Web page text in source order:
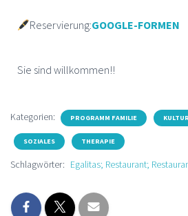
Reservierung:GOOGLE-FORMEN
Sie sind willkommen!!
Kategorien: PROGRAMM FAMILIE
SOZIALES THERAPIE
Schlagwörter: Egalitas; Restaurant;